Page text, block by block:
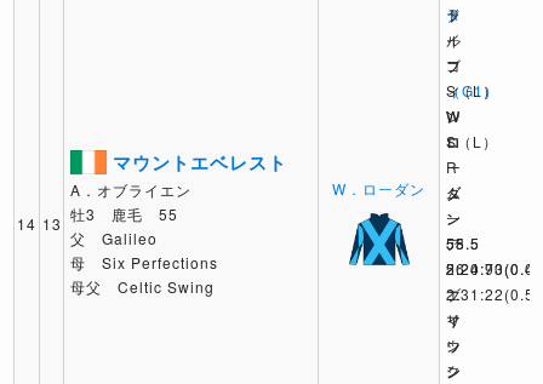
14 13
マウントエベレスト
A．オブライエン
牡3 鹿毛 55
父 Galileo
母 Six Perfections
母父 Celtic Swing
W．ローダン
タ
ー
フ
（G1）
W
ロ
ー
ダ
ン
55.5
2:24:73(0.4)
ブ
リ
ッ
ク
ラ
イ
ゴ
S（L）
W
ロ
ー
ダ
ン
58.5
2:20:90(0.0)
エ
イ
ン
シ
ド
ル
フ
ィ
ン
S（L）
R
ム
ー
ア
56
2:31:22(0.5)
マ
ウ
ン